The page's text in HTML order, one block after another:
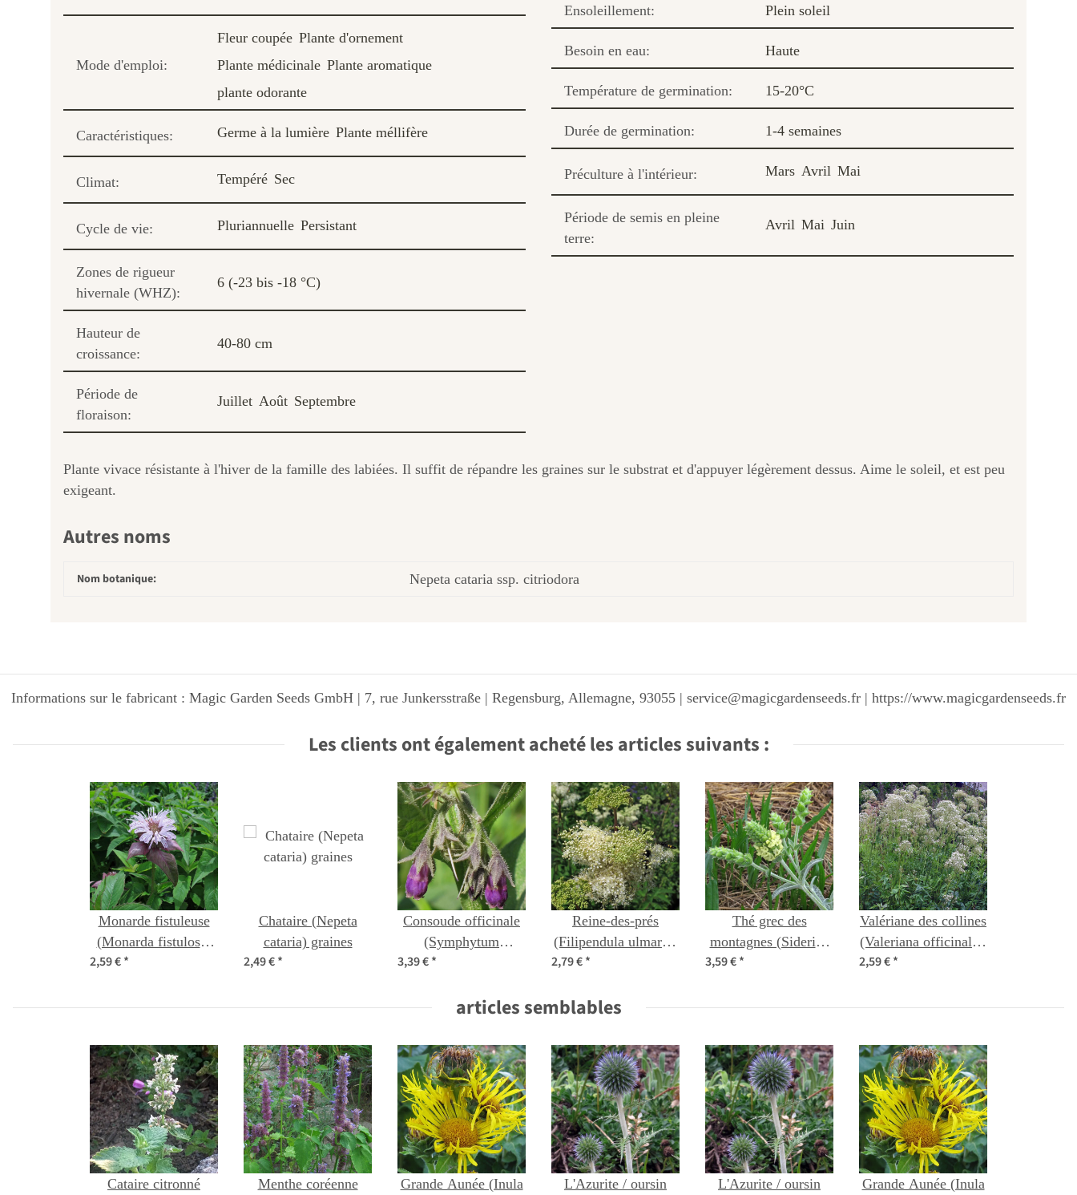
Mode d'emploi:
Fleur coupée Plante d'ornement
Plante médicinale Plante aromatique
plante odorante
Caractéristiques: Germe à la lumière Plante méllifère
Climat: Tempéré Sec
Cycle de vie: Pluriannuelle Persistant
Zones de rigueur
hivernale (WHZ):
6 (-23 bis -18 °C)
Hauteur de
croissance:
40-80 cm
Période de
floraison:
Juillet Août Septembre
Ensoleillement: Plein soleil
Besoin en eau: Haute
Température de germination: 15-20°C
Durée de germination: 1-4 semaines
Préculture à l'intérieur: Mars Avril Mai
Période de semis en pleine
terre:
Avril Mai Juin
Plante vivace résistante à l'hiver de la famille des labiées. Il suffit de répandre les graines sur le substrat et d'appuyer légèrement dessus. Aime le soleil, et est peu
exigeant.
Autres noms
Nom botanique: Nepeta cataria ssp. citriodora
Informations sur le fabricant : Magic Garden Seeds GmbH | 7, rue Junkersstraße | Regensburg, Allemagne, 93055 | service@magicgardenseeds.fr | https://www.magicgardenseeds.fr
Les clients ont également acheté les articles suivants :
Monarde fistuleuse
(Monarda fistulosa)
bio semences
2,59 €*
Chataire (Nepeta
cataria) graines
2,49 €*
Consoude officinale
(Symphytum
officinale) graines
3,39 €*
Reine-des-prés
(Filipendula ulmaria)
bio semences
2,79 €*
Thé grec des
montagnes (Sideritis
syriaca) bio semences
3,59 €*
Valériane des collines
(Valeriana officinalis)
2,59 €*
articles semblables
Cataire citronné
Menthe coréenne
Grande Aunée (Inula
L'Azurite / oursin
L'Azurite / oursin
Grande Aunée (Inula